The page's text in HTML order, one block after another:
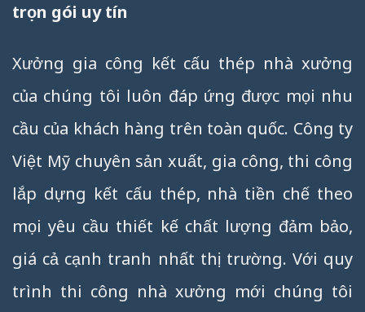
trọn gói uy tín
Xưởng gia công kết cấu thép nhà xưởng
của chúng tôi luôn đáp ứng được mọi nhu
cầu của khách hàng trên toàn quốc. Công ty
Việt Mỹ chuyên sản xuất, gia công, thi công
lắp dựng kết cấu thép, nhà tiền chế theo
mọi yêu cầu thiết kế chất lượng đảm bảo,
giá cả cạnh tranh nhất thị trường. Với quy
trình thi công nhà xưởng mới chúng tôi